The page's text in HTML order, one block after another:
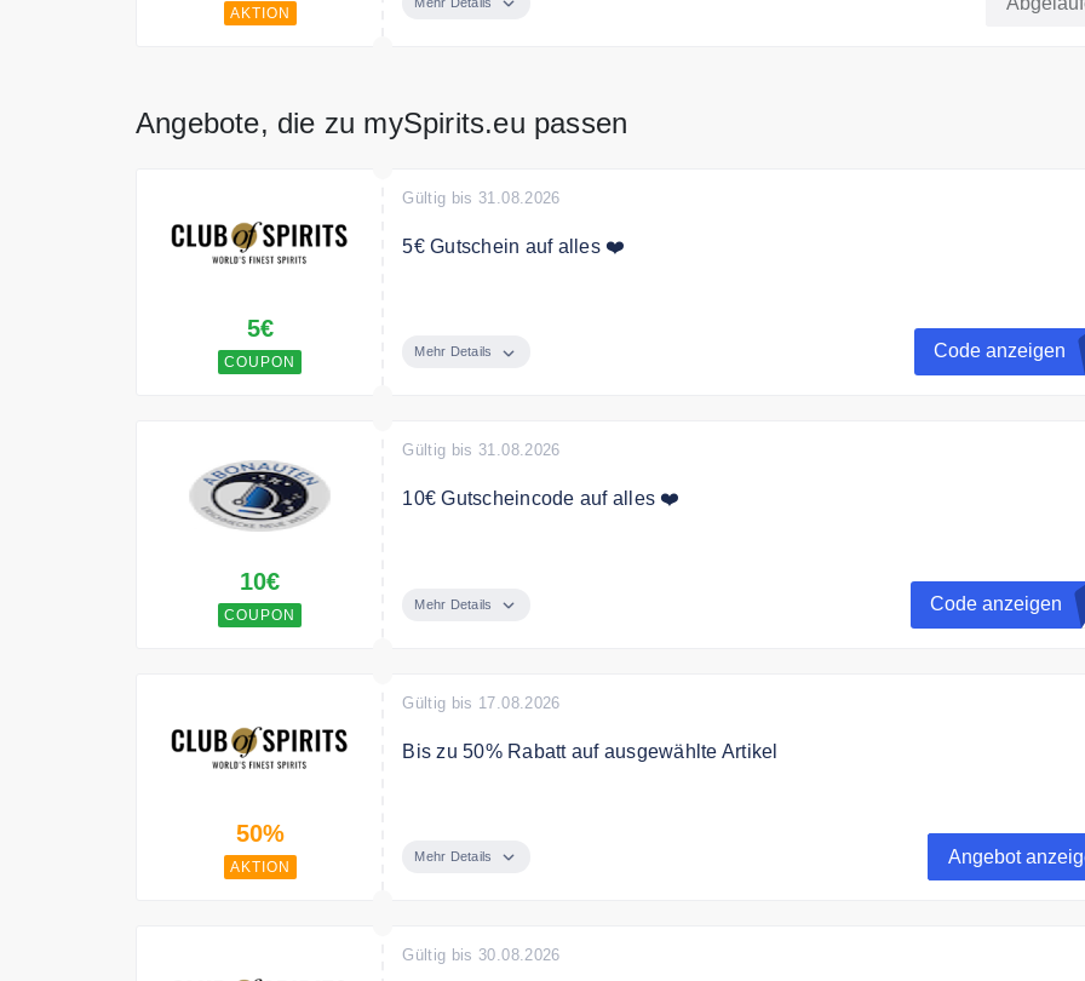
AKTION
Angebote, die zu mySpirits.eu passen
5€
COUPON
Gültig bis 31.08.2026
5€ Gutschein auf alles ❤️
Mehr Details Code anzeigen
10€
COUPON
Gültig bis 31.08.2026
10€ Gutscheincode auf alles ❤️
Mehr Details Code anzeigen
50%
AKTION
Gültig bis 17.08.2026
Bis zu 50% Rabatt auf ausgewählte Artikel
Mehr Details Angebot
Gültig bis 30.08.2026